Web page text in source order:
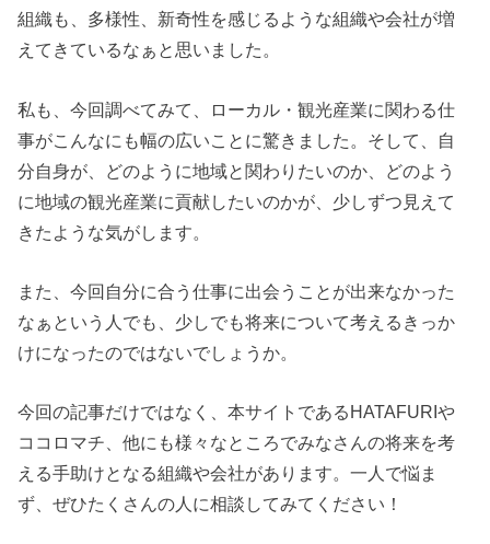
組織も、多様性、新奇性を感じるような組織や会社が増
えてきているなぁと思いました。
私も、今回調べてみて、ローカル・観光産業に関わる仕
事がこんなにも幅の広いことに驚きました。そして、自
分自身が、どのように地域と関わりたいのか、どのよう
に地域の観光産業に貢献したいのかが、少しずつ見えて
きたような気がします。
また、今回自分に合う仕事に出会うことが出来なかった
なぁという人でも、少しでも将来について考えるきっか
けになったのではないでしょうか。
今回の記事だけではなく、本サイトであるHATAFURIや
ココロマチ、他にも様々なところでみなさんの将来を考
える手助けとなる組織や会社があります。一人で悩ま
ず、ぜひたくさんの人に相談してみてください！